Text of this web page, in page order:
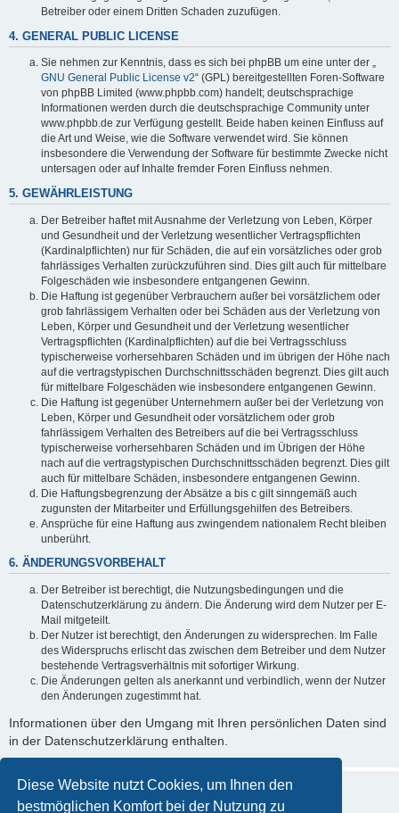
Diese Website nutzt Cookies, um Ihnen den
bestmöglichen Komfort bei der Nutzung zu
Betreiber oder einem Dritten Schaden zuzufügen.
4. GENERAL PUBLIC LICENSE
Sie nehmen zur Kenntnis, dass es sich bei phpBB um eine unter der „
GNU General Public License v2“ (GPL) bereitgestellten Foren-Software
von phpBB Limited (www.phpbb.com) handelt; deutschsprachige
Informationen werden durch die deutschsprachige Community unter
www.phpbb.de zur Verfügung gestellt. Beide haben keinen Einfluss auf
die Art und Weise, wie die Software verwendet wird. Sie können
insbesondere die Verwendung der Software für bestimmte Zwecke nicht
untersagen oder auf Inhalte fremder Foren Einfluss nehmen.
5. GEWÄHRLEISTUNG
Der Betreiber haftet mit Ausnahme der Verletzung von Leben, Körper
und Gesundheit und der Verletzung wesentlicher Vertragspflichten
(Kardinalpflichten) nur für Schäden, die auf ein vorsätzliches oder grob
fahrlässiges Verhalten zurückzuführen sind. Dies gilt auch für mittelbare
Folgeschäden wie insbesondere entgangenen Gewinn.
Die Haftung ist gegenüber Verbrauchern außer bei vorsätzlichem oder
grob fahrlässigem Verhalten oder bei Schäden aus der Verletzung von
Leben, Körper und Gesundheit und der Verletzung wesentlicher
Vertragspflichten (Kardinalpflichten) auf die bei Vertragsschluss
typischerweise vorhersehbaren Schäden und im übrigen der Höhe nach
auf die vertragstypischen Durchschnittsschäden begrenzt. Dies gilt auch
für mittelbare Folgeschäden wie insbesondere entgangenen Gewinn.
Die Haftung ist gegenüber Unternehmern außer bei der Verletzung von
Leben, Körper und Gesundheit oder vorsätzlichem oder grob
fahrlässigem Verhalten des Betreibers auf die bei Vertragsschluss
typischerweise vorhersehbaren Schäden und im Übrigen der Höhe
nach auf die vertragstypischen Durchschnittsschäden begrenzt. Dies gilt
auch für mittelbare Schäden, insbesondere entgangenen Gewinn.
Die Haftungsbegrenzung der Absätze a bis c gilt sinngemäß auch
zugunsten der Mitarbeiter und Erfüllungsgehilfen des Betreibers.
Ansprüche für eine Haftung aus zwingendem nationalem Recht bleiben
unberührt.
6. ÄNDERUNGSVORBEHALT
Der Betreiber ist berechtigt, die Nutzungsbedingungen und die
Datenschutzerklärung zu ändern. Die Änderung wird dem Nutzer per E-
Mail mitgeteilt.
Der Nutzer ist berechtigt, den Änderungen zu widersprechen. Im Falle
des Widerspruchs erlischt das zwischen dem Betreiber und dem Nutzer
bestehende Vertragsverhältnis mit sofortiger Wirkung.
Die Änderungen gelten als anerkannt und verbindlich, wenn der Nutzer
den Änderungen zugestimmt hat.
Informationen über den Umgang mit Ihren persönlichen Daten sind
in der Datenschutzerklärung enthalten.